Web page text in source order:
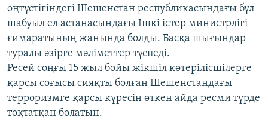
АРНАЙЫ ЖОБАЛАР
Русский
ЖАЗЫЛЫҢЫЗ
оңтүстігіндегі Шешенстан республикасындағы бұл
шабуыл ел астанасындағы Ішкі істер министрлігі
ғимаратының жанында болды. Басқа шығындар
туралы әзірге мәліметтер түспеді.
Ресей соңғы 15 жыл бойы жікшіл көтерілісшілерге
қарсы соғысы сияқты болған Шешенстандағы
терроризмге қарсы күресін өткен айда ресми түрде
тоқтатқан болатын.